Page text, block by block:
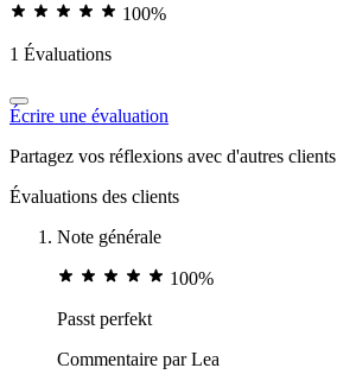
100%
1 Évaluations
Écrire une évaluation
Partagez vos réflexions avec d'autres clients
Évaluations des clients
Note générale
100%
Passt perfekt
Commentaire parLea